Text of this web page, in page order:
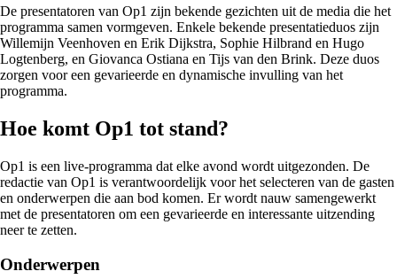
De presentatoren van Op1 zijn bekende gezichten uit de media die het
programma samen vormgeven. Enkele bekende presentatieduos zijn
Willemijn Veenhoven en Erik Dijkstra, Sophie Hilbrand en Hugo
Logtenberg, en Giovanca Ostiana en Tijs van den Brink. Deze duos
zorgen voor een gevarieerde en dynamische invulling van het
programma.
Hoe komt Op1 tot stand?
Op1 is een live-programma dat elke avond wordt uitgezonden. De
redactie van Op1 is verantwoordelijk voor het selecteren van de gasten
en onderwerpen die aan bod komen. Er wordt nauw samengewerkt
met de presentatoren om een gevarieerde en interessante uitzending
neer te zetten.
Onderwerpen